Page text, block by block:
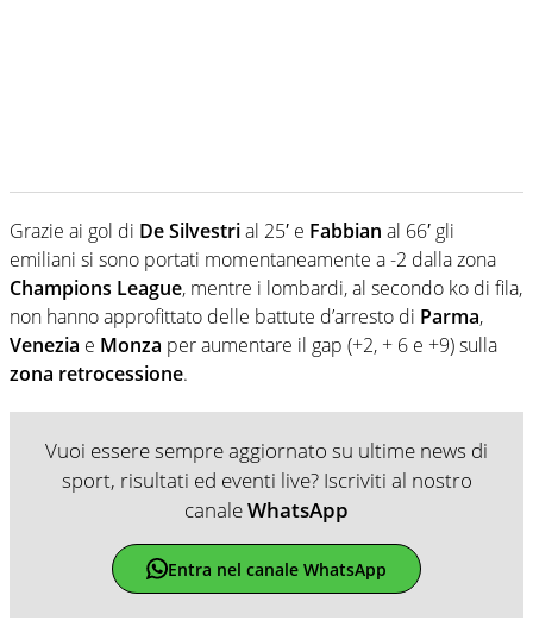
Grazie ai gol di De Silvestrial 25′ e Fabbian al 66′ gli
emiliani si sono portati momentaneamente a -2 dalla zona
Champions League, mentre i lombardi, al secondo ko di fila,
non hanno approfittato delle battute d’arresto di Parma,
Venezia e Monza per aumentare il gap (+2, + 6 e +9) sulla
zona retrocessione.
Vuoi essere sempre aggiornato su ultime news di
sport, risultati ed eventi live? Iscriviti al nostro
canaleWhatsApp
Entra nel canale WhatsApp